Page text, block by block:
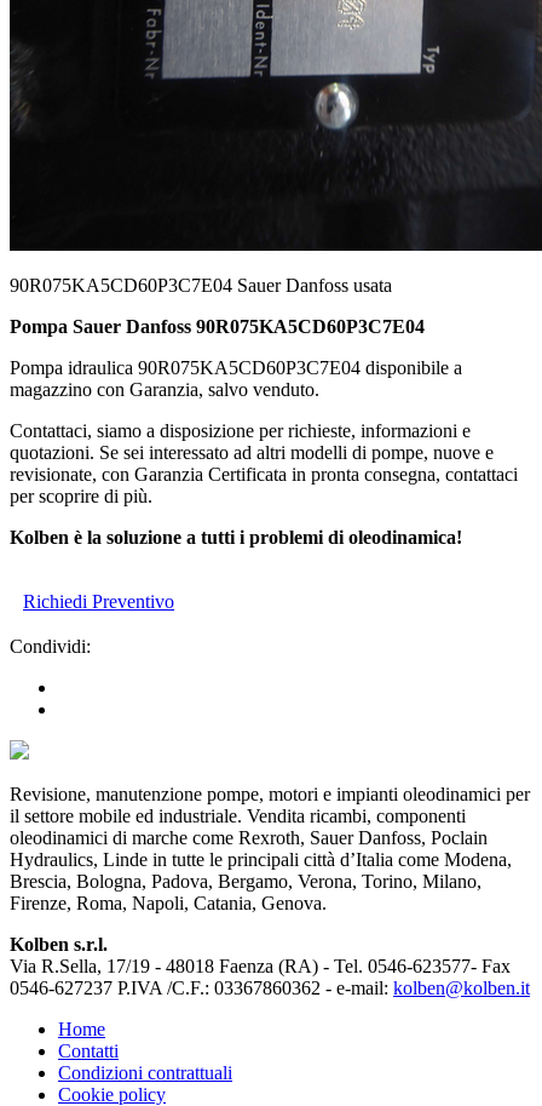
90R075KA5CD60P3C7E04 Sauer Danfoss usata
Pompa Sauer Danfoss 90R075KA5CD60P3C7E04
Pompa idraulica 90R075KA5CD60P3C7E04 disponibile a
magazzino con Garanzia, salvo venduto.
Contattaci, siamo a disposizione per richieste, informazioni e
quotazioni. Se sei interessato ad altri modelli di pompe, nuove e
revisionate, con Garanzia Certificata in pronta consegna, contattaci
per scoprire di più.
Kolben è la soluzione a tutti i problemi di oleodinamica!
Richiedi Preventivo
Condividi:
Revisione, manutenzione pompe, motori e impianti oleodinamici per
il settore mobile ed industriale. Vendita ricambi, componenti
oleodinamici di marche come Rexroth, Sauer Danfoss, Poclain
Hydraulics, Linde in tutte le principali città d’Italia come Modena,
Brescia, Bologna, Padova, Bergamo, Verona, Torino, Milano,
Firenze, Roma, Napoli, Catania, Genova.
Kolben s.r.l.
Via R.Sella, 17/19 - 48018 Faenza (RA) - Tel. 0546-623577- Fax
0546-627237 P.IVA /C.F.: 03367860362 - e-mail: kolben@kolben.it
Home
Contatti
Condizioni contrattuali
Cookie policy